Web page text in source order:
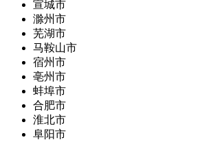
宣城市
滁州市
芜湖市
马鞍山市
宿州市
亳州市
蚌埠市
合肥市
淮北市
阜阳市